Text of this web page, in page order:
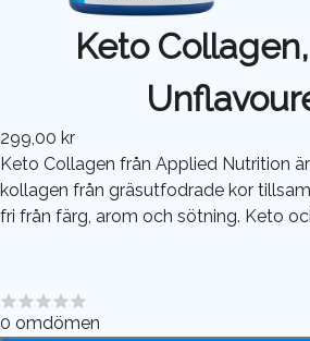
Keto
299,00 kr
Keto Collagen från Applied Nutrition
kollagen från gräsutfodrade kor
fri från färg, arom och sötning. Keto
0 omdömen